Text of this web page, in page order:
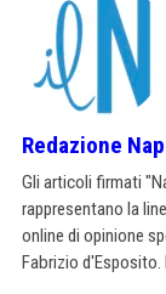
Redazione
Gli articoli firmati
rappresentano la
online di opinione
Fabrizio d'Esposito.